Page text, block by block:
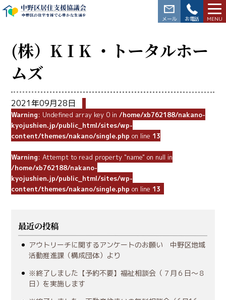
中野区居住支援協議会
中野区の住宅支援で心豊かな生活を
(株）KＩK ・トータルホー
ムズ
2021年09月28日
Warning: Undefined array key 0 in /home/xb762188/nakano-
kyojushien.jp/public_html/sites/wp-
content/themes/nakano/single.php on line 13
Warning: Attempt to read property "name" on null in
/home/xb762188/nakano-
kyojushien.jp/public_html/sites/wp-
content/themes/nakano/single.php on line 13
最近の投稿
アウトリーチに関するアンケートのお願い 中野区地域
活動推進課（構成団体）より
※終了しました【予約不要】福祉相談会（７月６日～８
日）を実施します